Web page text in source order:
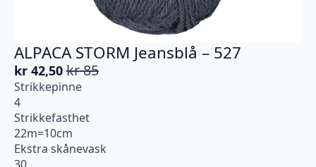
ALPACA STORM Jeansblå – 527
kr85
Opprinnelig
pris
var:
kr 85.
kr 42,50
Nåværende
pris
er:
kr 42,50.
Strikkepinne
4
Strikkefasthet
22m=10cm
Ekstra skånevask